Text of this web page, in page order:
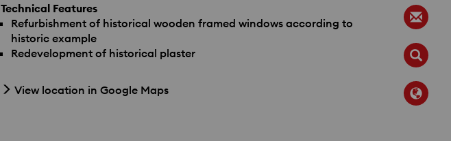
Technical Features
Refurbishment of historical wooden framed windows according to
historic example
Redevelopment of historical plaster
View location in Google Maps